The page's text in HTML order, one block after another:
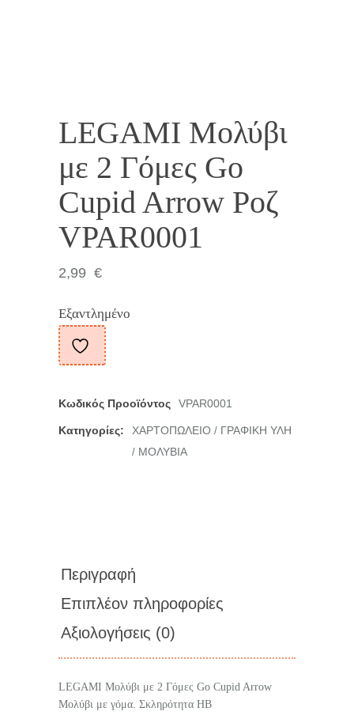
LEGAMI Μολύβι
με 2 Γόμες Go
Cupid Arrow Ροζ
VPAR0001
2,99 €
Εξαντλημένο
Κωδικός Προοϊόντος VPAR0001
Κατηγορίες: ΧΑΡΤΟΠΩΛΕΙΟ / ΓΡΑΦΙΚΗ ΥΛΗ
/ ΜΟΛΥΒΙΑ
Περιγραφή
Επιπλέον πληροφορίες
Αξιολογήσεις (0)
LEGAMI Μολύβι με 2 Γόμες Go Cupid Arrow
Μολύβι με γόμα. Σκληρότητα HB